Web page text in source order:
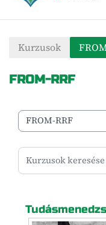
Kurzusok
FROM-RRF
Kurzuskategóriák
Kurzusok keresése